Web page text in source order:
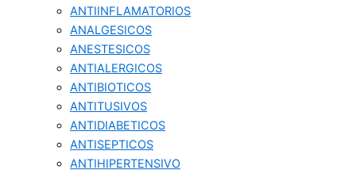
ANTIINFLAMATORIOS
ANALGESICOS
ANESTESICOS
ANTIALERGICOS
ANTIBIOTICOS
ANTITUSIVOS
ANTIDIABETICOS
ANTISEPTICOS
ANTIHIPERTENSIVO